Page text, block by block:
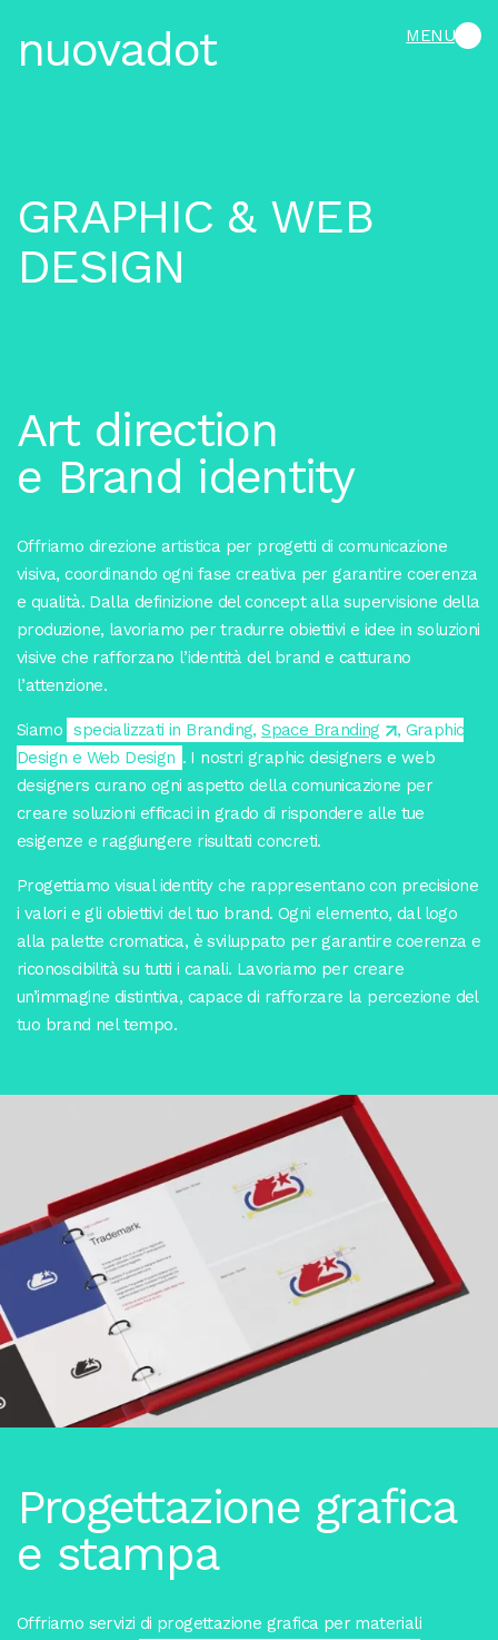
nuovadot MENU
GRAPHIC & WEB
DESIGN
Art direction
e Brand identity
Offriamo direzione artistica per progetti di comunicazione
visiva, coordinando ogni fase creativa per garantire coerenza
e qualità. Dalla definizione del concept alla supervisione della
produzione, lavoriamo per tradurre obiettivi e idee in soluzioni
visive che rafforzano l’identità del brand e catturano
l’attenzione.
Siamo specializzati in Branding,Space Branding
, Graphic
Design e Web Design . I nostri graphic designers e web
designers curano ogni aspetto della comunicazione per
creare soluzioni efficaci in grado di rispondere alle tue
esigenze e raggiungere risultati concreti.
Progettiamo visual identity che rappresentano con precisione
i valori e gli obiettivi del tuo brand. Ogni elemento, dal logo
alla palette cromatica, è sviluppato per garantire coerenza e
riconoscibilità su tutti i canali. Lavoriamo per creare
un’immagine distintiva, capace di rafforzare la percezione del
tuo brand nel tempo.
Progettazione grafica
e stampa
Offriamo servizi di progettazione grafica per materiali